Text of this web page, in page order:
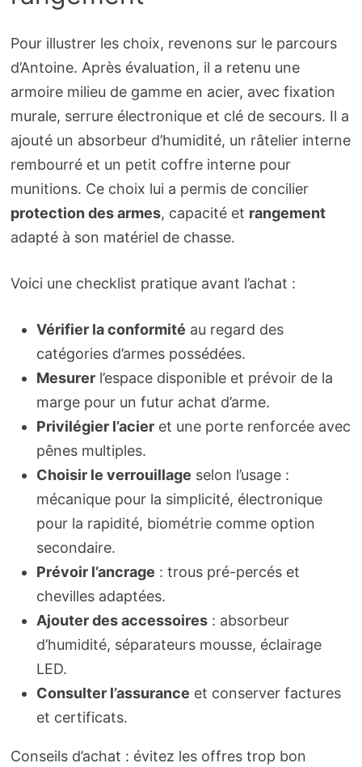
Pour illustrer les choix, revenons sur le parcours
d’Antoine. Après évaluation, il a retenu une
armoire milieu de gamme en acier, avec fixation
murale, serrure électronique et clé de secours. Il a
ajouté un absorbeur d’humidité, un râtelier interne
rembourré et un petit coffre interne pour
munitions. Ce choix lui a permis de concilier
protection des armes, capacité et rangement
adapté à son matériel de chasse.
Voici une checklist pratique avant l’achat :
Vérifier la conformité au regard des
catégories d’armes possédées.
Mesurerl’espace disponible et prévoir de la
marge pour un futur achat d’arme.
Privilégier l’acieret une porte renforcée avec
pênes multiples.
Choisir le verrouillage selon l’usage :
mécanique pour la simplicité, électronique
pour la rapidité, biométrie comme option
secondaire.
Prévoir l’ancrage : trous pré-percés et
chevilles adaptées.
Ajouter des accessoires: absorbeur
d’humidité, séparateurs mousse, éclairage
LED.
Consulter l’assurance et conserver factures
et certificats.
Conseils d’achat : évitez les offres trop bon